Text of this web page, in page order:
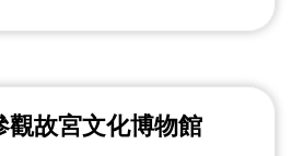
觀故宮文化博物館